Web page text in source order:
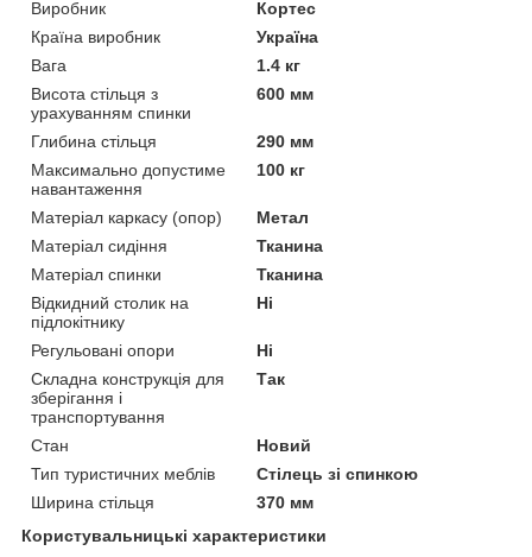
Виробник
Кортес
Країна виробник
Україна
Вага
1.4 кг
Висота стільця з
урахуванням спинки
600 мм
Глибина стільця
290 мм
Максимально допустиме
навантаження
100 кг
Матеріал каркасу (опор)
Метал
Матеріал сидіння
Тканина
Матеріал спинки
Тканина
Відкидний столик на
підлокітнику
Ні
Регульовані опори
Ні
Складна конструкція для
зберігання і
транспортування
Так
Стан
Новий
Тип туристичних меблів
Стілець зі спинкою
Ширина стільця
370 мм
Користувальницькі характеристики